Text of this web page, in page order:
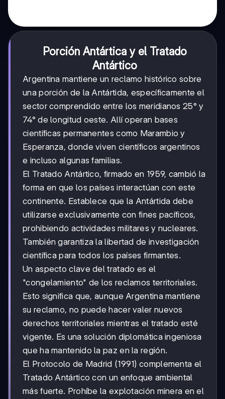
Porción Antártica y el Tratado
Antártico
Argentina mantiene un reclamo histórico sobre
una porción de la Antártida, específicamente el
sector comprendido entre los meridianos 25° y
74° de longitud oeste. Allí operan bases
científicas permanentes como Marambio y
Esperanza, donde viven científicos argentinos
e incluso algunas familias.
El Tratado Antártico, firmado en 1959, cambió la
forma en que los países interactúan con este
continente. Establece que la Antártida debe
utilizarse exclusivamente con fines pacíficos,
prohibiendo actividades militares y nucleares.
También garantiza la libertad de investigación
científica para todos los países firmantes.
Un aspecto clave del tratado es el
"congelamiento" de los reclamos territoriales.
Esto significa que, aunque Argentina mantiene
su reclamo, no puede hacer valer nuevos
derechos territoriales mientras el tratado esté
vigente. Es una solución diplomática ingeniosa
que ha mantenido la paz en la región.
El Protocolo de Madrid (1991) complementa el
Tratado Antártico con un enfoque ambiental
más fuerte. Prohíbe la explotación minera en el